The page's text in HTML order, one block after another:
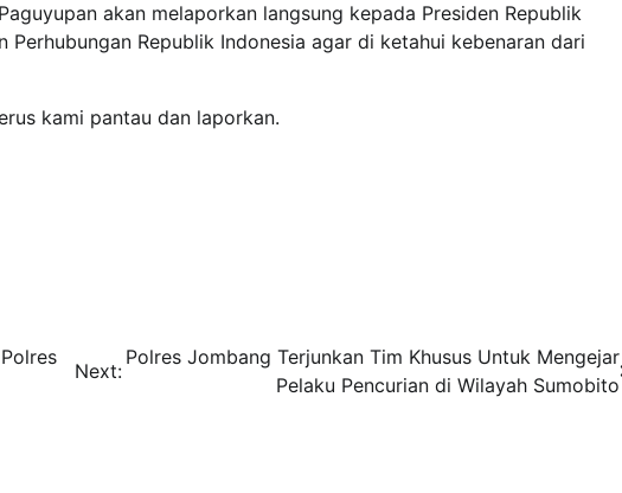
akan melaporkan langsung kepada Presiden Republik
Perhubungan Republik Indonesia agar di ketahui kebenaran dari
kami pantau dan laporkan.
Next:
Polres Jombang Terjunkan Tim Khusus Untuk Mengejar
Pelaku Pencurian di Wilayah Sumobito